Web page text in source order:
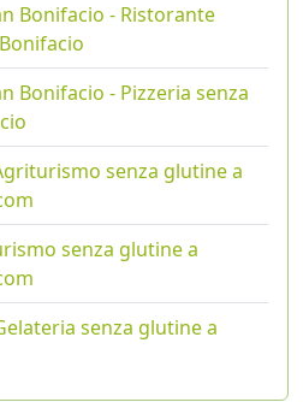
Bonifacio - Ristorante
Bonifacio - Pizzeria senza
senza glutine a
senza glutine a
senza glutine a